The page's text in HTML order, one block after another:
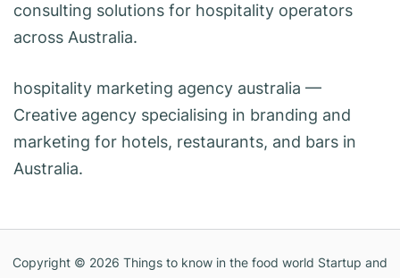
consulting solutions for hospitality operators
across Australia.
hospitality marketing agency australia —
Creative agency specialising in branding and
marketing for hotels, restaurants, and bars in
Australia.
Copyright © 2026 Things to know in the food world Startup and